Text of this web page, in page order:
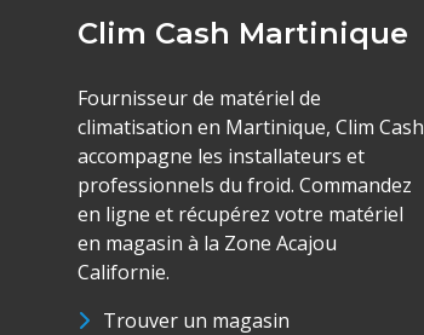
Clim Cash Martinique
Fournisseur de matériel de
climatisation en Martinique, Clim Cash
accompagne les installateurs et
professionnels du froid. Commandez
en ligne et récupérez votre matériel
en magasin à la Zone Acajou
Californie.
Trouver un magasin